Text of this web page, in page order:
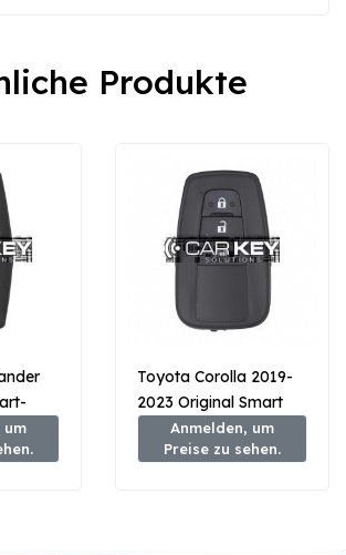
Produkte
3+1
um
Toyota Corolla 2019-
2023 Original Smart
Key 8990H-02040
Anmelden, um
Preise zu sehen.